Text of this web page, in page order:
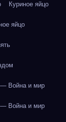
Куриное яйцо
яйцо
Война и мир
Война и мир